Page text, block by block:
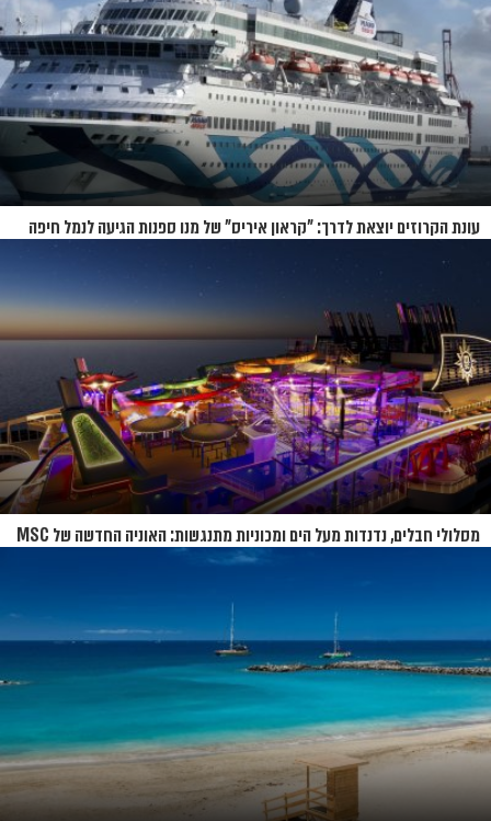
עונת הקרוזים יוצאת לדרך: "קראון איריס" של מנו ספנות הגיעה לנמל חיפה
מסלולי חבלים, נדנדות מעל הים ומכוניות מתנגשות: האוניה החדשה של MSC